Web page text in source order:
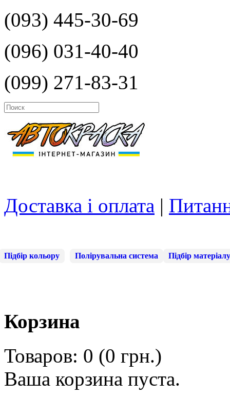
(093) 445-30-69
(096) 031-40-40
(099) 271-83-31
Доставка і оплата |
Підбір кольору Полірувальна система Підбір матеріалу
Корзина
Товаров: 0 (0 грн.)
Ваша корзина пуста.